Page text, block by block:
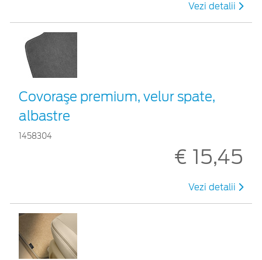
Vezi detalii
Covoraşe premium, velur spate,
albastre
1458304
€ 15,45
Vezi detalii